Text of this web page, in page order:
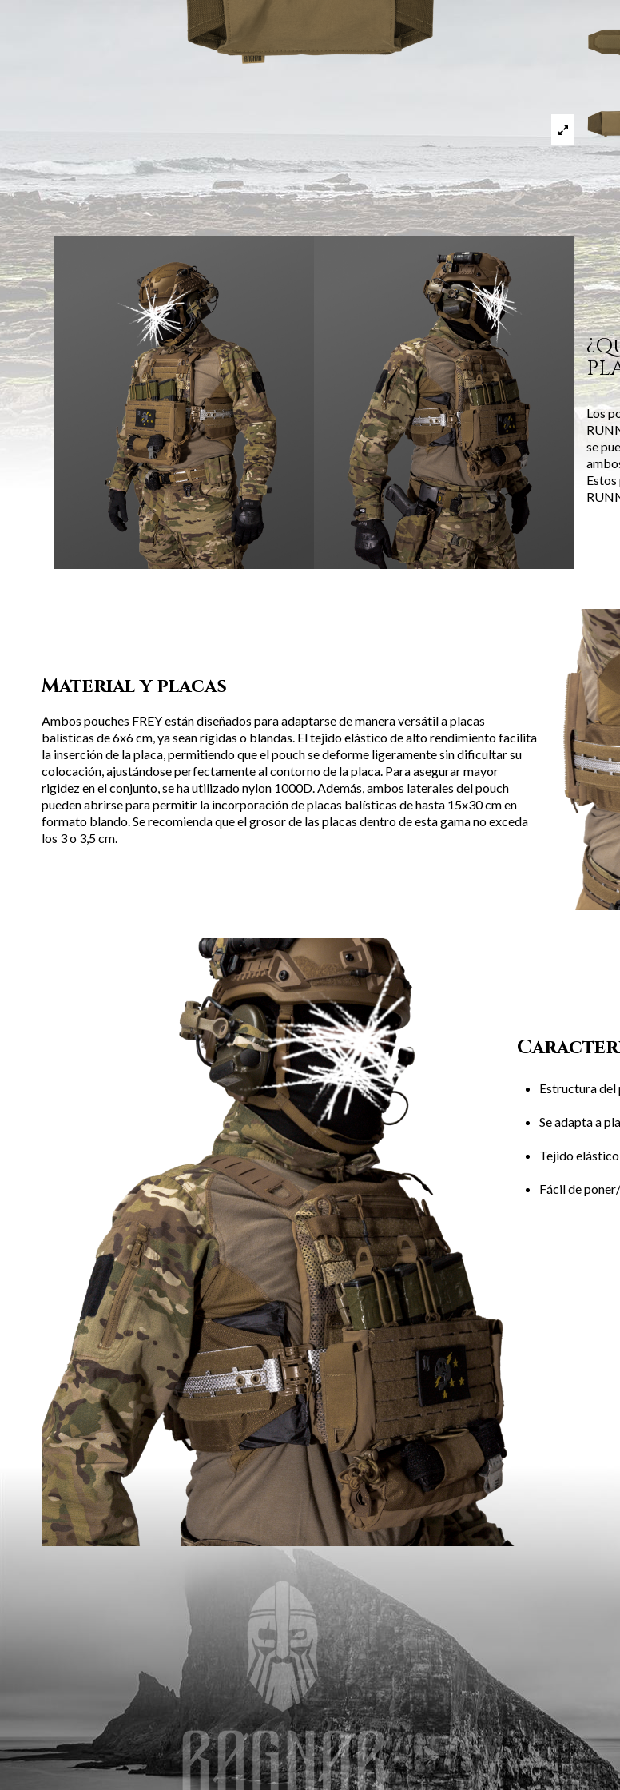
Los
se
Material y placas
Ambos pouches FREY están diseñados para adaptarse de manera versátil a placas
balísticas de 6x6 cm, ya sean rígidas o blandas. El tejido elástico de alto rendimiento facilita
la inserción de la placa, permitiendo que el pouch se deforme ligeramente sin dificultar su
colocación, ajustándose perfectamente al contorno de la placa. Para asegurar mayor
rigidez en el conjunto, se ha utilizado nylon 1000D. Además, ambos laterales del pouch
pueden abrirse para permitir la incorporación de placas balísticas de hasta 15x30 cm en
formato blando. Se recomienda que el grosor de las placas dentro de esta gama no exceda
los 3 o 3,5 cm.
Estructura del
Se adapta a
Tejido
Fácil de